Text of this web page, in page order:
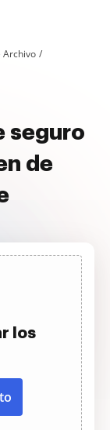
Archivo
seguro
de
los